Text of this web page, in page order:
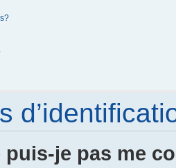
je pas me